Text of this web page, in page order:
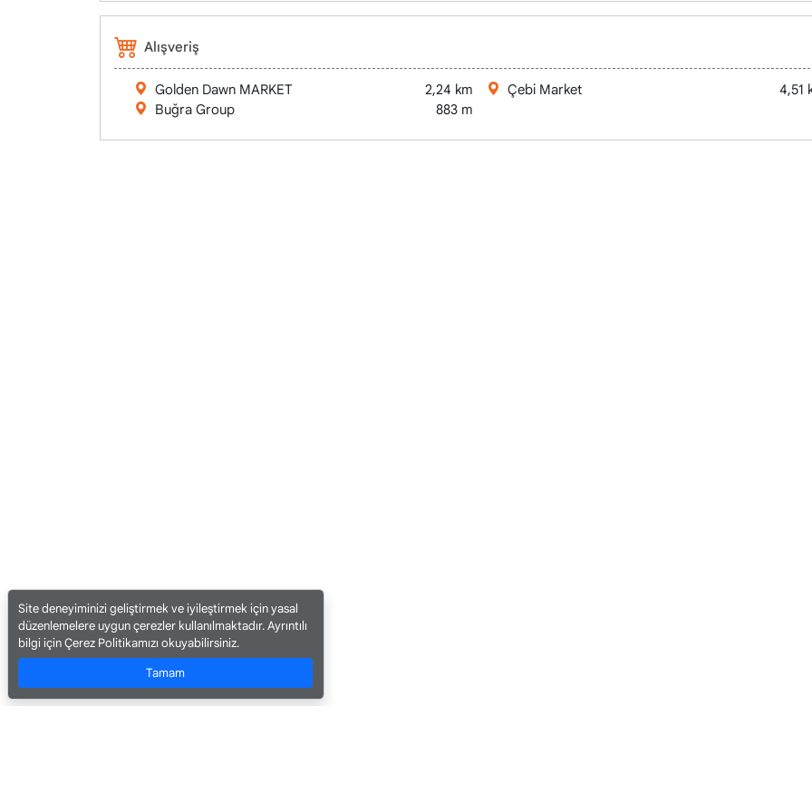
Alışveriş
Golden Dawn MARKET
2,24 km
Buğra Group
883 m
Çebi Market 4,51
Site deneyiminizi geliştirmek ve iyileştirmek için yasal
düzenlemelere uygun çerezler kullanılmaktadır. Ayrıntılı
bilgi için Çerez Politikamızı okuyabilirsiniz.
Tamam